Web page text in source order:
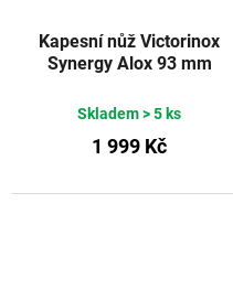
Kapesní nůž Victorinox
Synergy Alox 93 mm
Skladem> 5 ks
1 999 Kč